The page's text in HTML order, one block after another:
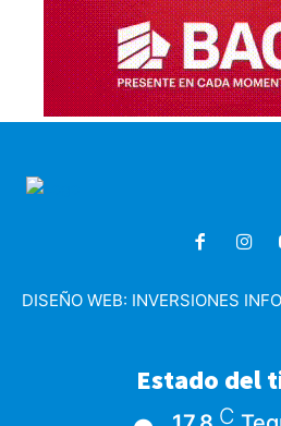
DISEÑO WEB: INVERSIONES
Estado del
C